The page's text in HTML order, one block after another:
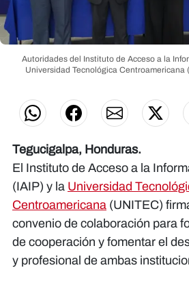
Autoridades del Instituto de Acceso a la
Universidad Tecnológica Centroamericana
Tegucigalpa, Honduras.
El Instituto de Acceso a la
(IAIP) y la Universidad
Centroamericana (UNITEC)
convenio de colaboración para
de cooperación y fomentar el
y profesional de ambas